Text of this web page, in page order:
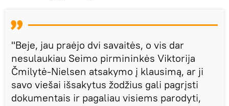
"Beje, jau praėjo dvi savaitės, o vis dar
nesulaukiau Seimo pirmininkės Viktorija
Čmilytė-Nielsen atsakymo į klausimą, ar ji
savo viešai išsakytus žodžius gali pagrįsti
dokumentais ir pagaliau visiems parodyti,